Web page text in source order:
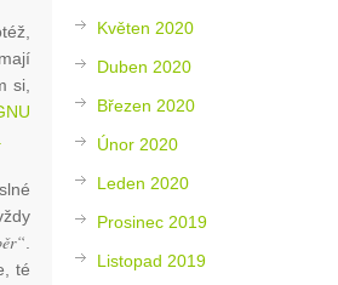
si,
té
Květen 2020
Duben 2020
Březen 2020
Únor 2020
Leden 2020
Prosinec 2019
Listopad 2019